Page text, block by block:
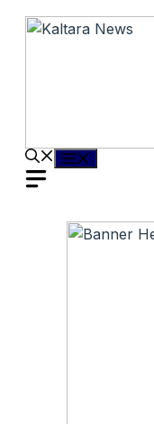
Langsung
Menu